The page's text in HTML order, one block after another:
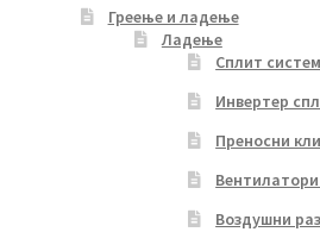
Греење и ладење
Ладење
Сплит
Инвертер
Преносни
Воздушни